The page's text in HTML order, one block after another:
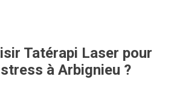
Tatérapi Laser pour
à Arbignieu ?